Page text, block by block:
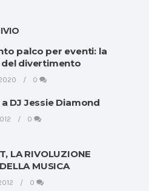
palco per eventi: la
del divertimento
0
DJ Jessie Diamond
0
LA RIVOLUZIONE
MUSICA
0